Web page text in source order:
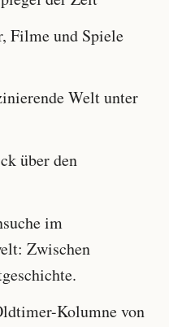
Filme und Spiele
Welt unter
über den
im
Zwischen
Kolumne von